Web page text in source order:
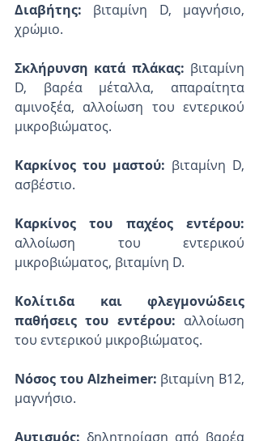
Διαβήτης: βιταμίνη D, μαγνήσιο,
χρώμιο.
Σκλήρυνση κατά πλάκας: βιταμίνη
D, βαρέα μέταλλα, απαραίτητα
αμινοξέα, αλλοίωση του εντερικού
μικροβιώματος.
Καρκίνος του μαστού: βιταμίνη D,
ασβέστιο.
Καρκίνος του παχέος εντέρου:
αλλοίωση του εντερικού
μικροβιώματος, βιταμίνη D.
Κολίτιδα και φλεγμονώδεις
παθήσεις του εντέρου: αλλοίωση
του εντερικού μικροβιώματος.
Νόσος του Alzheimer: βιταμίνη Β12,
μαγνήσιο.
Αυτισμός: δηλητηρίαση από βαρέα